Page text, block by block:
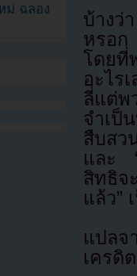
บ้างว่
หรอก
โดยที่
อะไร
ลี่แต่
จำเป็
สืบสว
และ
สิทธิจ
แล้ว”
แปล
เครดิ
ม่ ฉลอง